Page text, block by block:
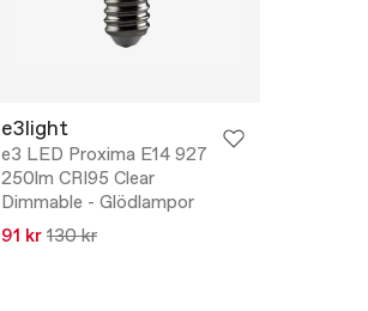
e3light
e3 LED Proxima E14 927
250lm CRI95 Clear
Dimmable - Glödlampor
91 kr 130 kr